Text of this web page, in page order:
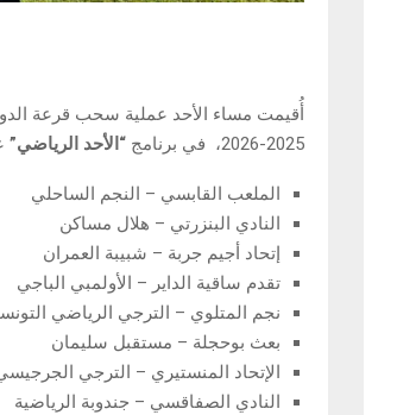
أُقيمت مساء الأحد عملية سحب قرعة
2025-2026، في برنامج
“الأحد الرياضي”
الملعب القابسي – النجم الساحلي
النادي البنزرتي – هلال مساكن
إتحاد أجيم جربة – شبيبة العمران
تقدم ساقية الداير – الأولمبي الباجي
نجم المتلوي – الترجي الرياضي
بعث بوحجلة – مستقبل سليمان
الإتحاد المنستيري – الترجي
النادي الصفاقسي – جندوبة الرياضية